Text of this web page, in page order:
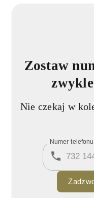
Zostaw
Nie czekaj w
Numer telefonu